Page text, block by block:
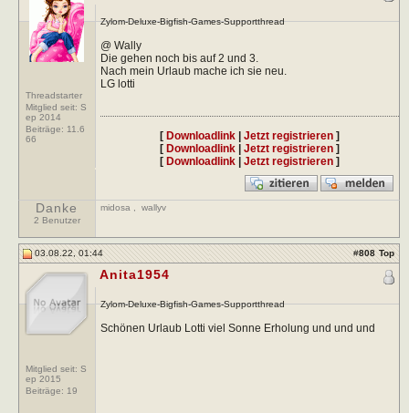
Threadstarter
Mitglied seit: S
ep 2014
Beiträge: 11.6
66
Zylom-Deluxe-Bigfish-Games-Supportthread
@ Wally
Die gehen noch bis auf 2 und 3.
Nach mein Urlaub mache ich sie neu.
LG lotti
[ Downloadlink| Jetzt registrieren]
[ Downloadlink| Jetzt registrieren]
[ Downloadlink| Jetzt registrieren]
Danke
2 Benutzer
midosa wallyv
03.08.22, 01:44 #808 Top
Mitglied seit: S
ep 2015
Beiträge: 19
Anita1954
Zylom-Deluxe-Bigfish-Games-Supportthread
Schönen Urlaub Lotti viel Sonne Erholung und und und